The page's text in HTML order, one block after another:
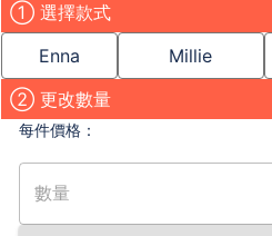
① 選擇款式
Enna
Millie
② 更改數量
每件價格：
數量